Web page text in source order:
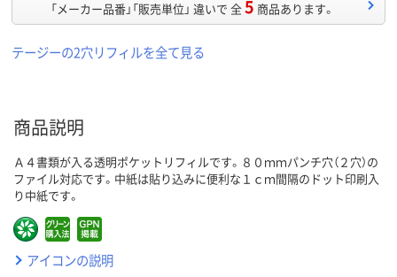
「メーカー品番」「販売単位」 違いで 全5 商品あります。
テージーの2穴リフィルを全て見る
商品説明
Ａ４書類が入る透明ポケットリフィルです。８０ｍｍパンチ穴（２穴）の
ファイル対応です。中紙は貼り込みに便利な１ｃｍ間隔のドット印刷入
り中紙です。
アイコンの説明